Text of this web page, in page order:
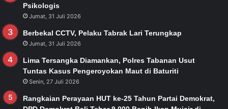
Psikologis
Jumat, 31 Juli 2026
Berbekal CCTV, Pelaku Tabrak Lari Terungkap
Jumat, 31 Juli 2026
Lima Tersangka Diamankan, Polres Tabanan Usut
Tuntas Kasus Pengeroyokan Maut di Baturiti
Senin, 27 Juli 2026
Rangkaian Perayaan HUT ke-25 Tahun Partai Demokrat,